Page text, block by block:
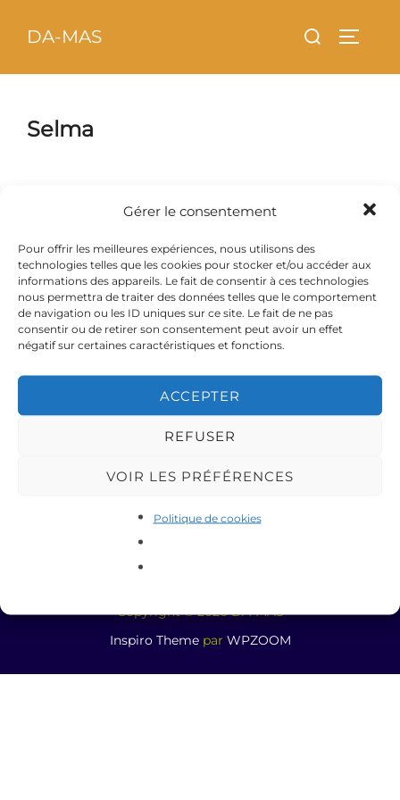
Gérer le consentement
Pour offrir les meilleures expériences, nous utilisons des
technologies telles que les cookies pour stocker et/ou accéder aux
informations des appareils. Le fait de consentir à ces technologies
nous permettra de traiter des données telles que le comportement
de navigation ou les ID uniques sur ce site. Le fait de ne pas
consentir ou de retirer son consentement peut avoir un effet
négatif sur certaines caractéristiques et fonctions.
ACCEPTER
REFUSER
VOIR LES PRÉFÉRENCES
Politique de cookies
DA-MAS Rechercher :
Selma
Selma - Photo par Emma Selma - Photo par Emma
Copyright © 2026 DA-MAS
Inspiro Themepar WPZOOM